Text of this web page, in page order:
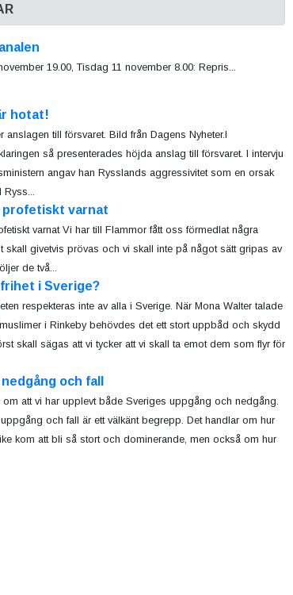
19.00, Tisdag 11 november 8.00: Repris...
hotat!
anslagen till försvaret. Bild från Dagens Nyheter.I
så presenterades höjda anslag till försvaret. I intervju
angav han Rysslands aggressivitet som en orsak
profetiskt varnat
varnat Vi har till Flammor fått oss förmedlat några
skall givetvis prövas och vi skall inte på något sätt gripas av
de två...
i Sverige?
respekteras inte av alla i Sverige. När Mona Walter talade
i Rinkeby behövdes det ett stort uppbåd och skydd
skall sägas att vi tycker att vi skall ta emot dem som flyr för
och fall
om att vi har upplevt både Sveriges uppgång och nedgång.
och fall är ett välkänt begrepp. Det handlar om hur
kom att bli så stort och dominerande, men också om hur